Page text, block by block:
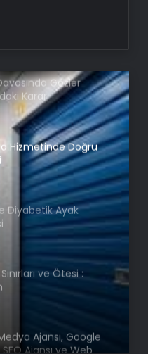
Gözler
Karar
Hizmetinde Doğru
Diyabetik Ayak
ve Ötesi :
Ajansı, Google
Ajansı ve Web